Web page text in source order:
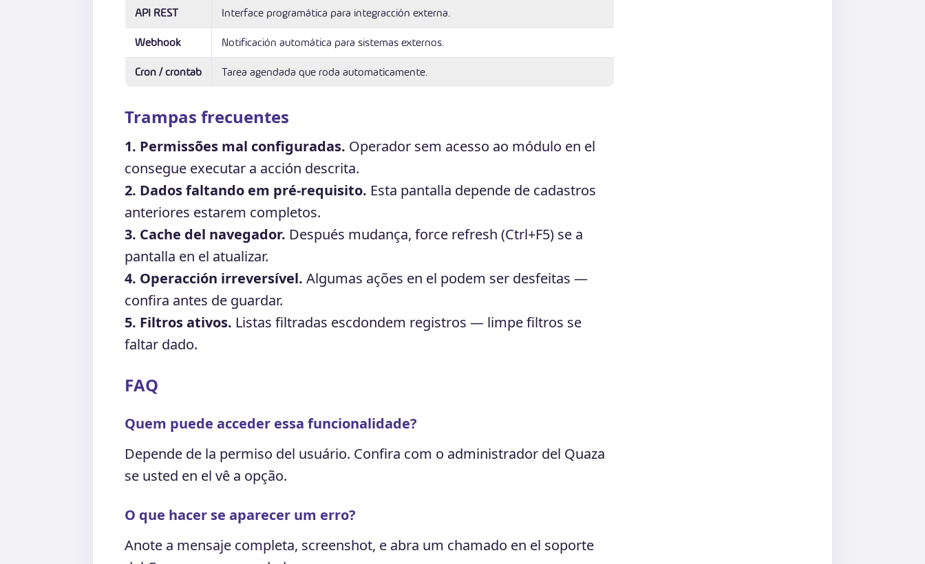
API REST Interface programática para integracción externa.
Webhook Notificación automática para sistemas externos.
Cron / crontab Tarea agendada que roda automaticamente.
Trampas frecuentes
1. Permissões mal configuradas. Operador sem acesso ao módulo en el
consegue executar a acción descrita.
2. Dados faltando em pré-requisito. Esta pantalla depende de cadastros
anteriores estarem completos.
3. Cache del navegador. Después mudança, force refresh (Ctrl+F5) se a
pantalla en el atualizar.
4. Operacción irreversível. Algumas ações en el podem ser desfeitas —
confira antes de guardar.
5. Filtros ativos. Listas filtradas escdondem registros — limpe filtros se
faltar dado.
FAQ
Quem puede acceder essa funcionalidade?
Depende de la permiso del usuário. Confira com o administrador del Quaza
se usted en el vê a opção.
O que hacer se aparecer um erro?
Anote a mensaje completa, screenshot, e abra um chamado en el soporte